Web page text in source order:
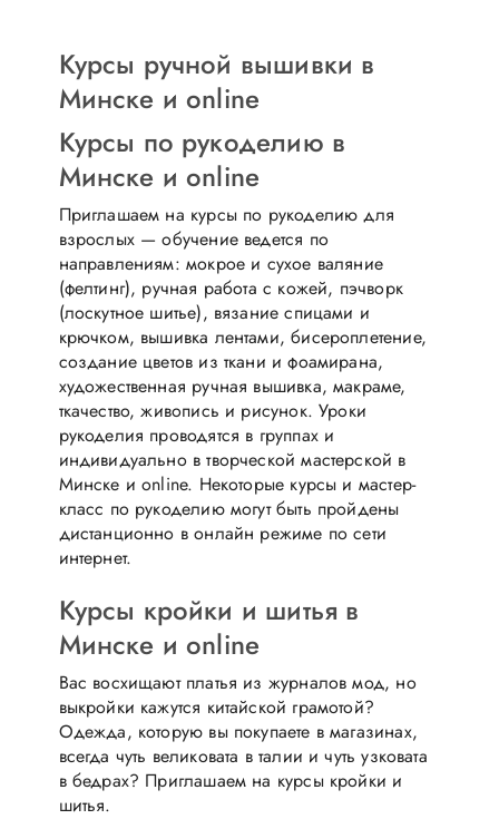
Курсы ручной вышивки в
Минске и online
Курсы по рукоделию в
Минске и online
Приглашаем на курсы по рукоделию для
взрослых — обучение ведется по
направлениям: мокрое и сухое валяние
(фелтинг), ручная работа с кожей, пэчворк
(лоскутное шитье), вязание спицами и
крючком, вышивка лентами, бисероплетение,
создание цветов из ткани и фоамирана,
художественная ручная вышивка, макраме,
ткачество, живопись и рисунок. Уроки
рукоделия проводятся в группах и
индивидуально в творческой мастерской в
Минске и online. Некоторые курсы и мастер-
класс по рукоделию могут быть пройдены
дистанционно в онлайн режиме по сети
интернет.
Курсы кройки и шитья в
Минске и online
Вас восхищают платья из журналов мод, но
выкройки кажутся китайской грамотой?
Одежда, которую вы покупаете в магазинах,
всегда чуть великовата в талии и чуть узковата
в бедрах? Приглашаем на курсы кройки и
шитья.